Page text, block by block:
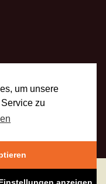
um unsere
zu